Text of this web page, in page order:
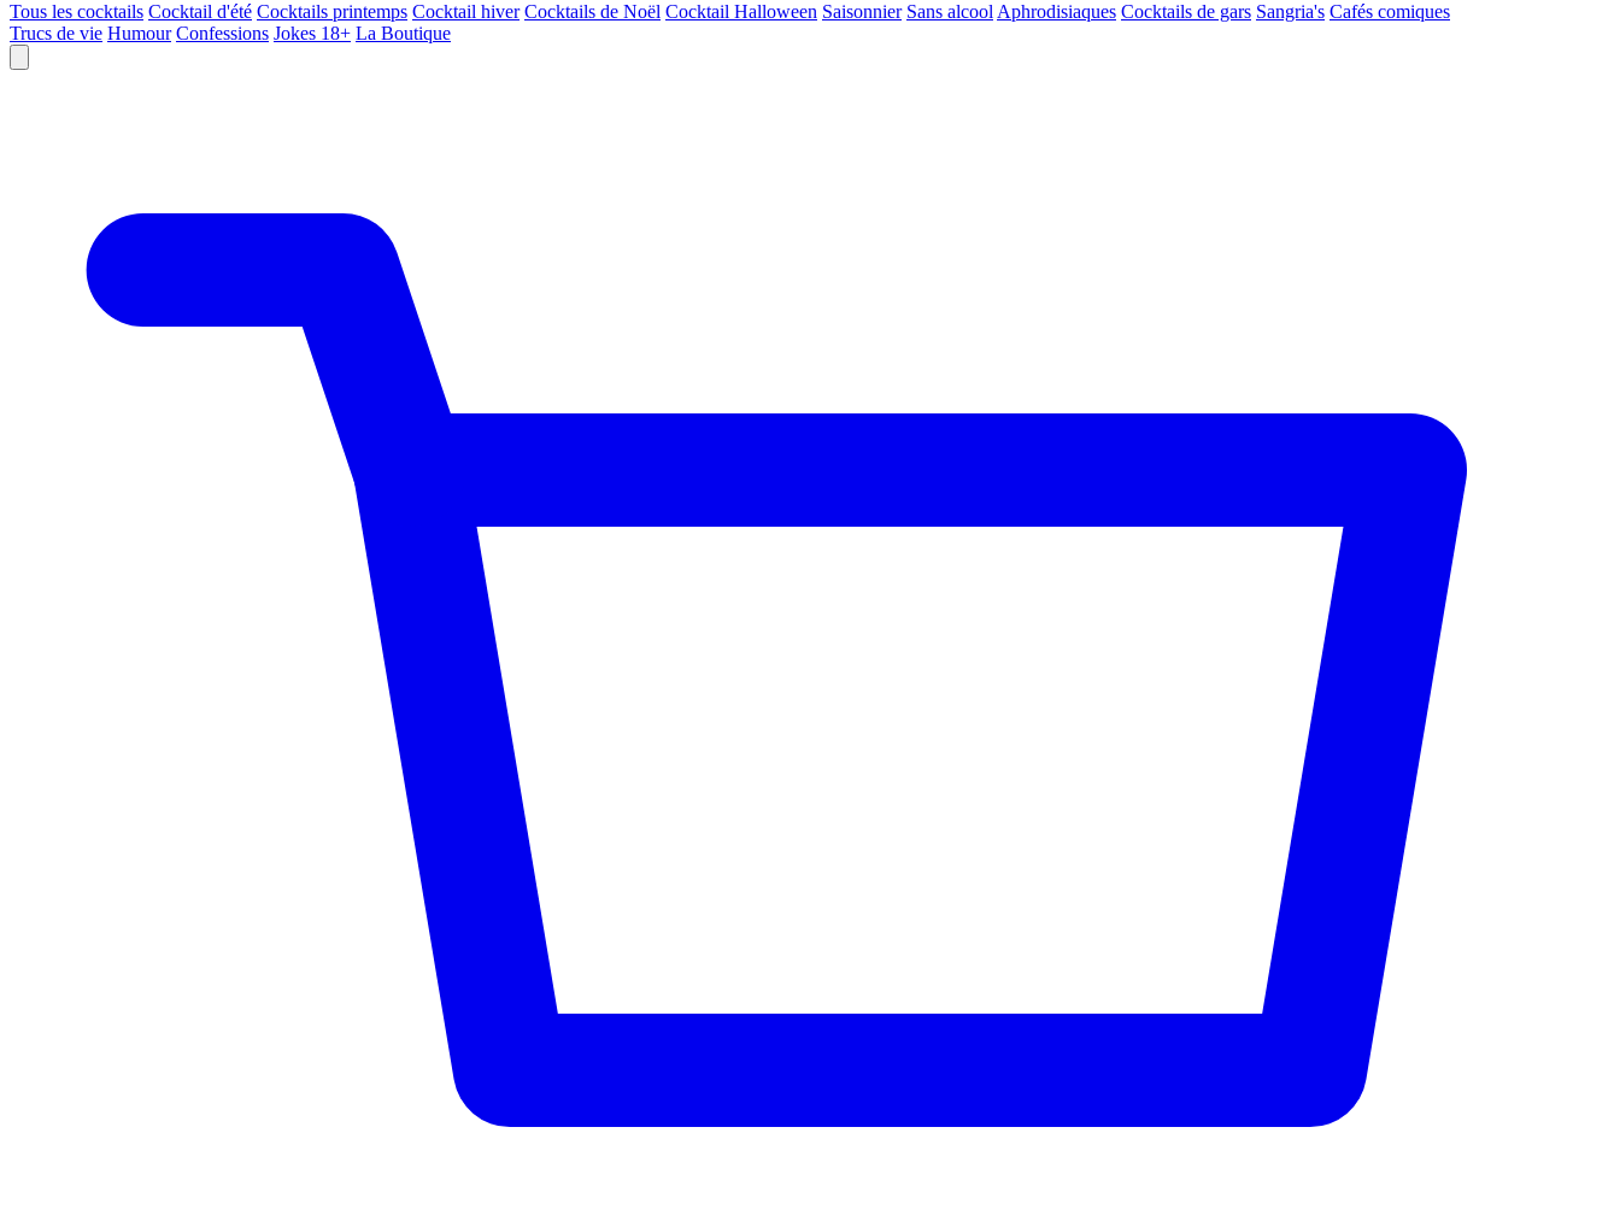
Tous les cocktails Cocktail d'été Cocktails printemps Cocktail hiver Cocktails de Noël Cocktail Halloween Saisonnier Sans alcool Aphrodisiaques Cocktails de gars Sangria's Cafés comiques
Trucs de vie Humour Confessions Jokes 18+ La Boutique